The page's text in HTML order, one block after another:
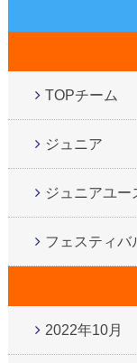
TOPチーム
ジュニア
ジュニアユー
フェスティバ
2022年10月